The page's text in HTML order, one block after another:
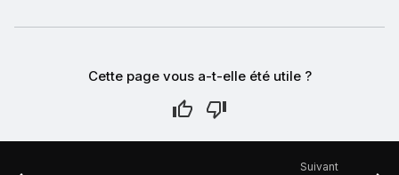
Cette page vous a-t-elle été utile ?
Suivant